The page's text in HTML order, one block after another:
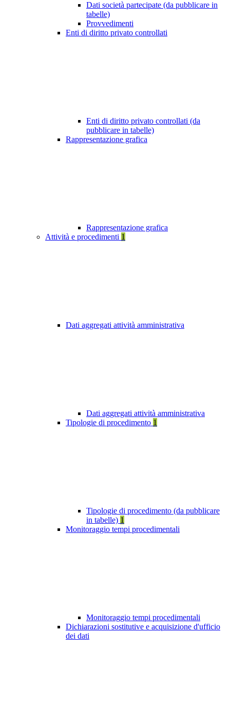
Dati società partecipate (da pubblicare in
tabelle)
Provvedimenti
Enti di diritto privato controllati
Enti di diritto privato controllati (da
pubblicare in tabelle)
Rappresentazione grafica
Rappresentazione grafica
Attività e procedimenti 1
Dati aggregati attività amministrativa
Dati aggregati attività amministrativa
Tipologie di procedimento 1
Tipologie di procedimento (da pubblicare
in tabelle) 1
Monitoraggio tempi procedimentali
Monitoraggio tempi procedimentali
Dichiarazioni sostitutive e acquisizione d'ufficio
dei dati